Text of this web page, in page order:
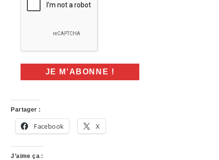
Partager :
Facebook X
J’aime ça :